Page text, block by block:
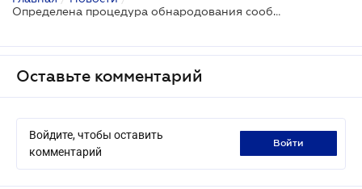
Определена процедура обнародования сообщения о публичном предложении ценных бумаг
Оставьте комментарий
Войдите, чтобы оставить
комментарий
войти